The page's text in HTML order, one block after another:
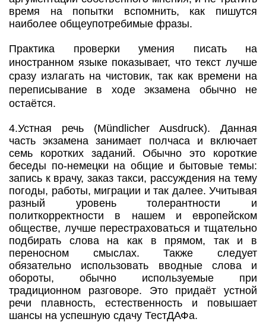
время на попытки вспомнить, как пишутся
наиболее общеупотребимые фразы.
Практика проверки умения писать на
иностранном языке показывает, что текст лучше
сразу излагать на чистовик, так как времени на
переписывание в ходе экзамена обычно не
остаётся.
4.Устная речь (Mündlicher Ausdruck). Данная
часть экзамена занимает полчаса и включает
семь коротких заданий. Обычно это короткие
беседы по-немецки на общие и бытовые темы:
запись к врачу, заказ такси, рассуждения на тему
погоды, работы, миграции и так далее. Учитывая
разный уровень толерантности и
политкорректности в нашем и европейском
обществе, лучше перестраховаться и тщательно
подбирать слова на как в прямом, так и в
переносном смыслах. Также следует
обязательно использовать вводные слова и
обороты, обычно используемые при
традиционном разговоре. Это придаёт устной
речи плавность, естественность и повышает
шансы на успешную сдачу ТестДАФа.